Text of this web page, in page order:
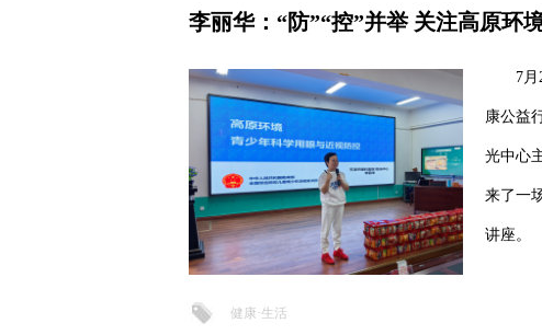
李丽华：“防”“控”并举 关注高原环
7
康公益
光中心
来了一
讲座。
健康·生活